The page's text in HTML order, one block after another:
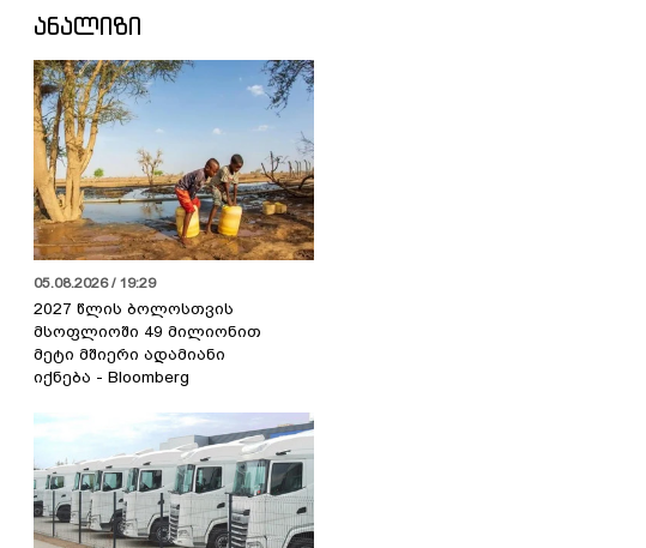
ᲐᲜᲐᲚᲘᲖᲘ
05.08.2026 / 19:29
2027 წლის ბოლოსთვის
მსოფლიოში 49 მილიონით
მეტი მშიერი ადამიანი
იქნება - Bloomberg